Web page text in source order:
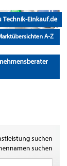
Technik-Einkauf.de
A-Z
suchen
suchen